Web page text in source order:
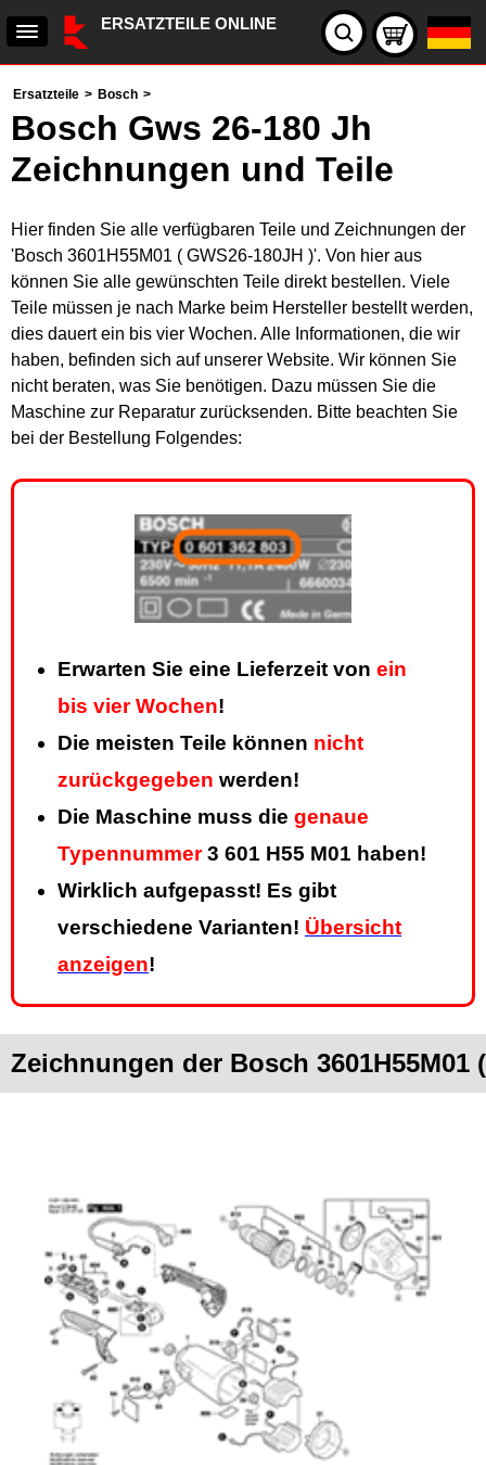
ERSATZTEILE ONLINE
Ersatzteile > Bosch >
Bosch Gws 26-180 Jh
Zeichnungen und Teile
Hier finden Sie alle verfügbaren Teile und Zeichnungen der
'Bosch 3601H55M01 ( GWS26-180JH )'. Von hier aus
können Sie alle gewünschten Teile direkt bestellen. Viele
Teile müssen je nach Marke beim Hersteller bestellt werden,
dies dauert ein bis vier Wochen. Alle Informationen, die wir
haben, befinden sich auf unserer Website. Wir können Sie
nicht beraten, was Sie benötigen. Dazu müssen Sie die
Maschine zur Reparatur zurücksenden. Bitte beachten Sie
bei der Bestellung Folgendes:
Erwarten Sie eine Lieferzeit von ein
bis vier Wochen!
Die meisten Teile können nicht
zurückgegeben werden!
Die Maschine muss die genaue
Typennummer3 601 H55 M01 haben!
Wirklich aufgepasst! Es gibt
verschiedene Varianten! Übersicht
anzeigen!
Zeichnungen der Bosch 3601H55M01